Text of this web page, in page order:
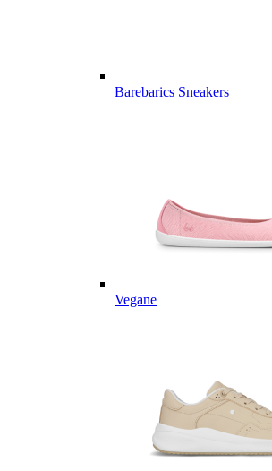
Barebarics Sneakers
Vegane